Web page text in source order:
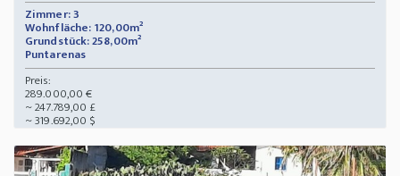
Zimmer: 3
Wohnfläche: 120,00m²
Grundstück: 258,00m²
Puntarenas
Preis:
289.000,00 €
~ 247.789,00 £
~ 319.692,00 $